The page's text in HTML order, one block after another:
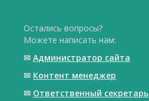
Остались вопросы?
Можете написать нам:
✉ Администратор сайта
✉ Контент менеджер
✉ Ответственный cекретарь